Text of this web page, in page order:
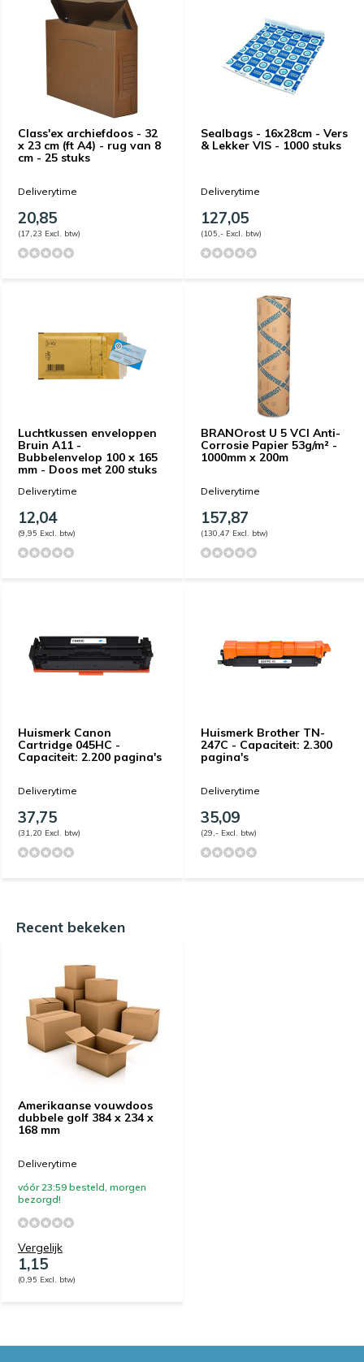
Class'ex archiefdoos - 32
x 23 cm (ft A4) - rug van 8
cm - 25 stuks
Deliverytime
20,85
(17,23 Excl. btw)
Sealbags - 16x28cm - Vers
& Lekker VIS - 1000 stuks
Deliverytime
127,05
(105,- Excl. btw)
Luchtkussen enveloppen
Bruin A11 -
Bubbelenvelop 100 x 165
mm - Doos met 200 stuks
Deliverytime
12,04
(9,95 Excl. btw)
BRANOrost U 5 VCI Anti-
Corrosie Papier 53g/m² -
1000mm x 200m
Deliverytime
157,87
(130,47 Excl. btw)
Huismerk Canon
Cartridge 045HC -
Capaciteit: 2.200 pagina's
Deliverytime
37,75
(31,20 Excl. btw)
Huismerk Brother TN-
247C - Capaciteit: 2.300
pagina's
Deliverytime
35,09
(29,- Excl. btw)
Recent bekeken
Amerikaanse vouwdoos
dubbele golf 384 x 234 x
168 mm
Deliverytime
vóór 23:59 besteld, morgen
bezorgd!
Vergelijk
1,15
(0,95 Excl. btw)